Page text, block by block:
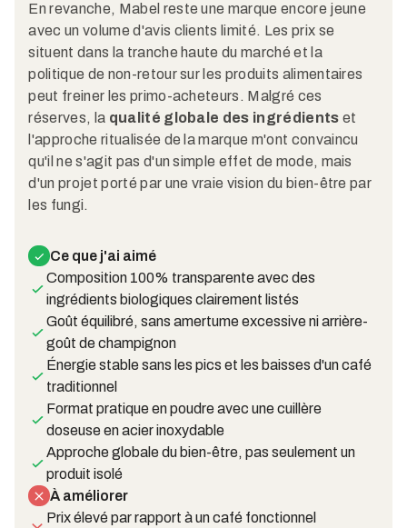
En revanche, Mabel reste une marque encore jeune
avec un volume d'avis clients limité. Les prix se
situent dans la tranche haute du marché et la
politique de non-retour sur les produits alimentaires
peut freiner les primo-acheteurs. Malgré ces
réserves, la qualité globale des ingrédients et
l'approche ritualisée de la marque m'ont convaincu
qu'il ne s'agit pas d'un simple effet de mode, mais
d'un projet porté par une vraie vision du bien-être par
les fungi.
Ce que j'ai aimé
Composition 100% transparente avec des
ingrédients biologiques clairement listés
Goût équilibré, sans amertume excessive ni arrière-
goût de champignon
Énergie stable sans les pics et les baisses d'un café
traditionnel
Format pratique en poudre avec une cuillère
doseuse en acier inoxydable
Approche globale du bien-être, pas seulement un
produit isolé
À améliorer
Prix élevé par rapport à un café fonctionnel